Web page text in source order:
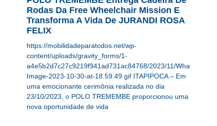
Rodas Da Free Wheelchair Mission E
Transforma A Vida De JURANDI ROSA
FELIX
https://mobilidadeparatodos.net/wp-
content/uploads/gravity_forms/1-
a4e5b2d7c27c9219f941ad731ac84768/2023/11/WhatsApp-
Image-2023-10-30-at-18.59.49.gif ITAPIPOCA – Em
uma emocionante cerimônia realizada no dia
23/10/2023, o POLO TREMEMBE proporcionou uma
nova oportunidade de vida